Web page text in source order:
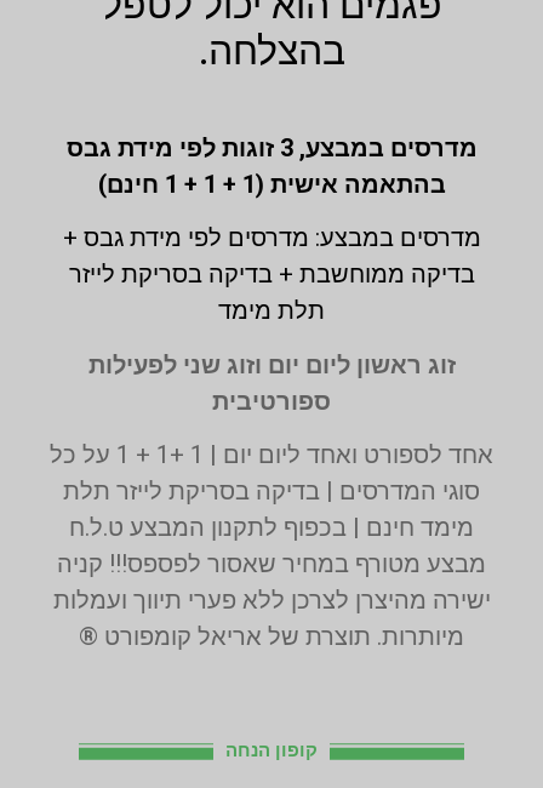
בהצלחה.
מדרסים במבצע,
3 זוגות לפי מידת גבס
בהתאמה אישית (1 + 1 + 1 חינם)
מדרסים במבצע: מדרסים לפי מידת גבס +
בדיקה ממוחשבת + בדיקה בסריקת לייזר
תלת מימד
זוג ראשון ליום יום וזוג שני לפעילות
ספורטיבית
אחד לספורט ואחד ליום יום | 1 +1 + 1 על כל
סוגי המדרסים | בדיקה בסריקת לייזר תלת
מימד חינם | בכפוף לתקנון המבצע ט.ל.ח
מבצע מטורף במחיר שאסור לפספס!!! קניה
ישירה מהיצרן לצרכן ללא פערי תיווך ועמלות
מיותרות. תוצרת של אריאל קומפורט ®
קופון הנחה